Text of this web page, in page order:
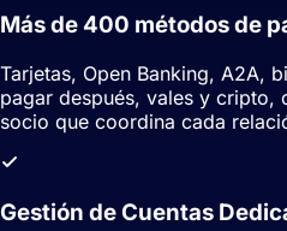
Más de 400 métodos de
Tarjetas, Open Banking, A2A,
pagar después, vales y cripto,
socio que coordina cada
Gestión de Cuentas